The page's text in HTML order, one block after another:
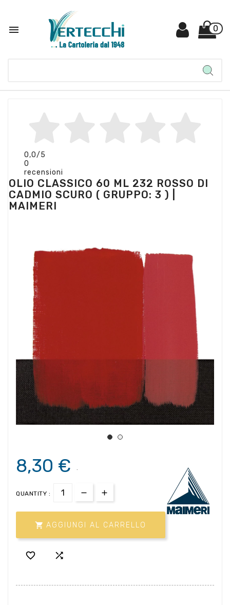
 0
0,0/5
0
recensioni
OLIO CLASSICO 60 ML 232 ROSSO DI
CADMIO SCURO ( GRUPPO: 3 ) |
MAIMERI
8,30 € .
QUANTITY :
 AGGIUNGI AL CARRELLO
 